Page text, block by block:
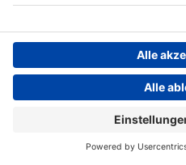
einstellungen
Persönliche Datenkontrolle
ANTENNE BAYERN Live